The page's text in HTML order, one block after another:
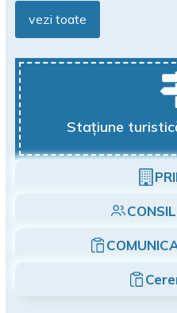
vezi toate
Stațiune